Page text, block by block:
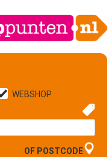
WEBSHOP
OF POSTCODE